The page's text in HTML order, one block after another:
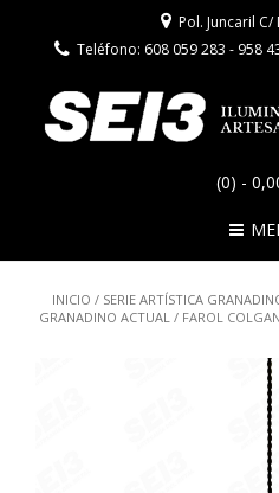
Pol. Juncaril
Teléfono: 608 059 283 - 958
(0) -
INICIO / SERIE ARTÍSTICA
GRANADINO ACTUAL / FAROL